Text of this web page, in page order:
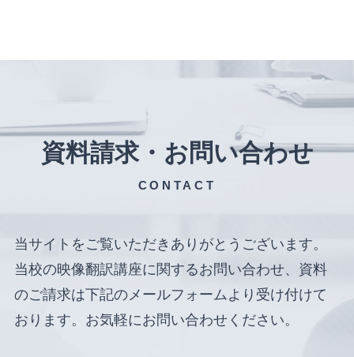
資料請求・お問い合わせ
CONTACT
当サイトをご覧いただきありがとうございます。
当校の映像翻訳講座に関するお問い合わせ、資料
のご請求は下記のメールフォームより受け付けて
おります。お気軽にお問い合わせください。